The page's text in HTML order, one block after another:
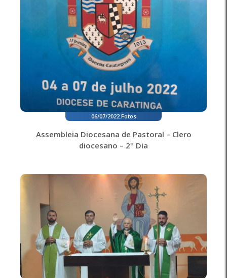
06/07/2022.Fotos
Assembleia Diocesana de Pastoral – Clero
diocesano – 2º Dia